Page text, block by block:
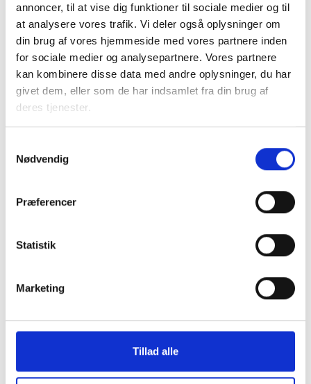
annoncer, til at vise dig funktioner til sociale medier og til
at analysere vores trafik. Vi deler også oplysninger om
din brug af vores hjemmeside med vores partnere inden
for sociale medier og analysepartnere. Vores partnere
kan kombinere disse data med andre oplysninger, du har
givet dem, eller som de har indsamlet fra din brug af
deres tjenester.
Nødvendig
Præferencer
Statistik
Marketing
Tillad alle
Studiestræde 50,
T +45 33 76 20 00
Ebl@bl.dk